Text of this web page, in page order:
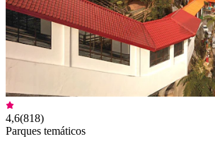
4,6(818)
Parques temáticos